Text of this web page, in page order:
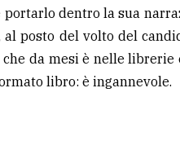
dentro la sua
posto del volto del
da mesi è nelle librerie
libro: è ingannevole.